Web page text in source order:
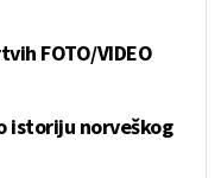
FOTO/VIDEO
istoriju norveškog